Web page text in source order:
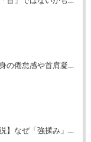
エアコン冷えに注意！全身の倦怠感や首肩凝りを解消する方法
【大手出身の整体師が解説】なぜ「強揉み」は体に良くないのか？